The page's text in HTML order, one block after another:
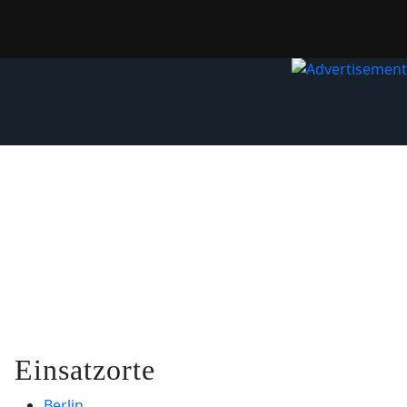
Einsatzorte